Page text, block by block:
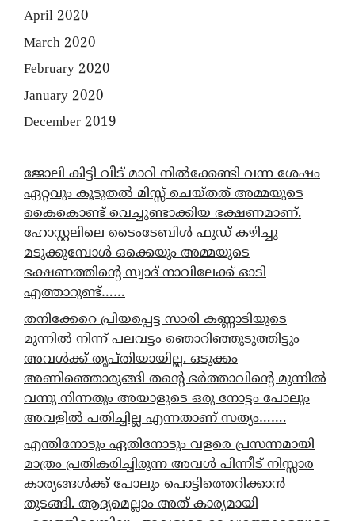
April 2020
March 2020
February 2020
January 2020
December 2019
ജോലി കിട്ടി വീട് മാറി നിൽക്കേണ്ടി വന്ന ശേഷം
ഏറ്റവും കൂടുതൽ മിസ്സ് ചെയ്തത് അമ്മയുടെ
കൈകൊണ്ട് വെച്ചുണ്ടാക്കിയ ഭക്ഷണമാണ്.
ഹോസ്റ്റലിലെ ടൈംടേബിൾ ഫുഡ് കഴിച്ചു
മടുക്കുമ്പോൾ ഒക്കെയും അമ്മയുടെ
ഭക്ഷണത്തിന്റെ സ്വാദ് നാവിലേക്ക് ഓടി
എത്താറുണ്ട്……
തനിക്കേറെ പ്രിയപ്പെട്ട സാരി കണ്ണാടിയുടെ
മുന്നിൽ നിന്ന് പലവട്ടം ഞൊറിഞ്ഞുടുത്തിട്ടും
അവൾക്ക് തൃപ്തിയായില്ല. ഒടുക്കം
അണിഞ്ഞൊരുങ്ങി തന്റെ ഭർത്താവിന്റെ മുന്നിൽ
വന്നു നിന്നതും അയാളുടെ ഒരു നോട്ടം പോലും
അവളിൽ പതിച്ചില്ല എന്നതാണ് സത്യം…….
എന്തിനോടും ഏതിനോടും വളരെ പ്രസന്നമായി
മാത്രം പ്രതികരിച്ചിരുന്ന അവൾ പിന്നീട് നിസ്സാര
കാര്യങ്ങൾക്ക് പോലും പൊട്ടിത്തെറിക്കാൻ
തുടങ്ങി. ആദ്യമെല്ലാം അത് കാര്യമായി